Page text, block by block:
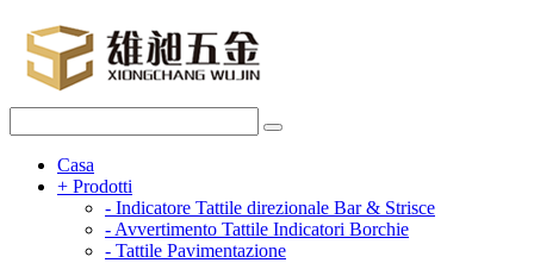
Casa
+ Prodotti
- Indicatore Tattile direzionale Bar & Strisce
- Avvertimento Tattile Indicatori Borchie
- Tattile Pavimentazione